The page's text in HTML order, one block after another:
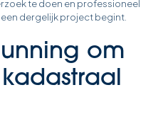
te doen en professioneel
dergelijk project begint.
om